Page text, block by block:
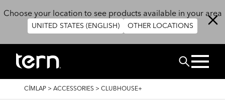
Choose your location to see products available in your area
UNITED STATES (ENGLISH) OTHER LOCATIONS
Keresés
MORZSA
CÍMLAP > ACCESSORIES > CLUBHOUSE+